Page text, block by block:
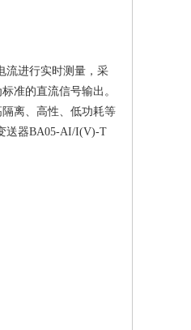
流进行实时测量，采
准的直流信号输出。
离、高性、低功耗等
送器BA05-AI/I(V)-T